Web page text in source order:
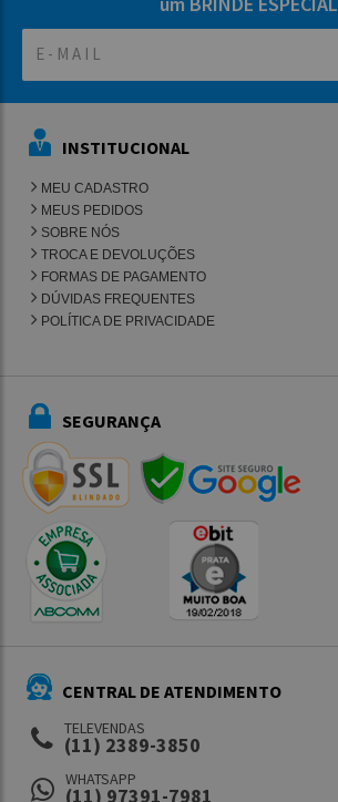
INSTITUCIONAL
MEU CADASTRO
MEUS PEDIDOS
SOBRE NÓS
TROCA E DEVOLUÇÕES
FORMAS DE PAGAMENTO
DÚVIDAS FREQUENTES
POLÍTICA DE PRIVACIDADE
SEGURANÇA
CENTRAL DE ATENDIMENTO
TELEVENDAS
(11) 2389-3850
WHATSAPP
(11) 97391-7981